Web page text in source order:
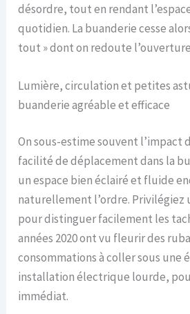
désordre, tout en rendant
quotidien. La buanderie cesse
tout » dont on redoute
Lumière, circulation et petites
buanderie agréable et efficace
On sous-estime souvent l’impact
facilité de déplacement dans la
un espace bien éclairé et fluide
naturellement l’ordre. Privilégiez
pour distinguer facilement les
années 2020 ont vu fleurir des
consommations à coller sous une
installation électrique lourde,
immédiat.